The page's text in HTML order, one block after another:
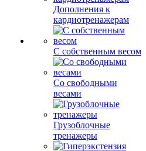
Дополнения к
кардиотренажерам
С собственным весом
Со свободными
весами
Грузоблочные
тренажеры